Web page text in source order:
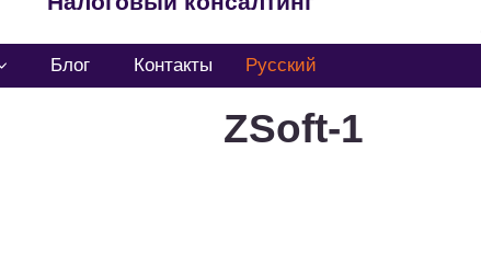
Блог Контакты Русский
ZSoft-1